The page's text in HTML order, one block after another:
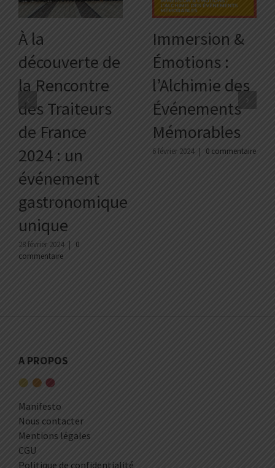
À la
découverte de
la Rencontre
des Traiteurs
de France
2024 : un
événement
gastronomique
unique
28 février 2024 | 0
commentaire
Immersion &
Émotions :
l’Alchimie des
Événements
Mémorables
6 février 2024 | 0 commentaire
A PROPOS
Manifesto
Nous contacter
Mentions légales
CGU
Politique de confidentialité